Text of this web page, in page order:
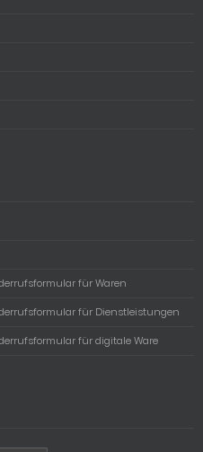
für Waren
für Dienstleistungen
für digitale Ware